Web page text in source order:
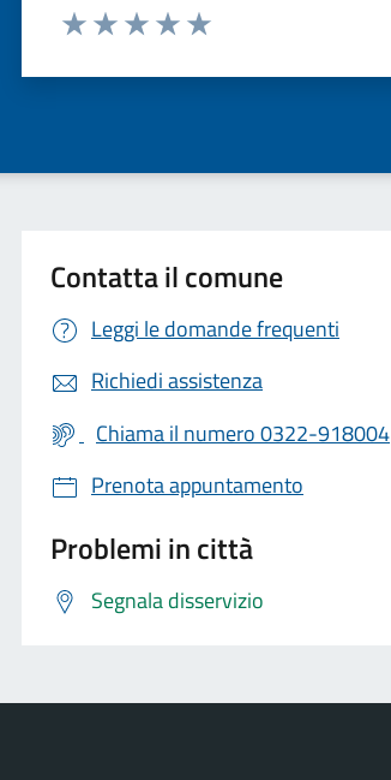
Valuta da 1 a 5 stelle la pagina
Contatta il comune
Leggi le domande frequenti
Richiedi assistenza
Chiama il numero 0322-918004
Prenota appuntamento
Problemi in città
Segnala disservizio